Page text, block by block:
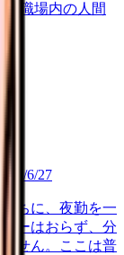
職場内の人間
2026/6/27
ちに、夜勤を一
ーはおらず、分
せん。ここは普